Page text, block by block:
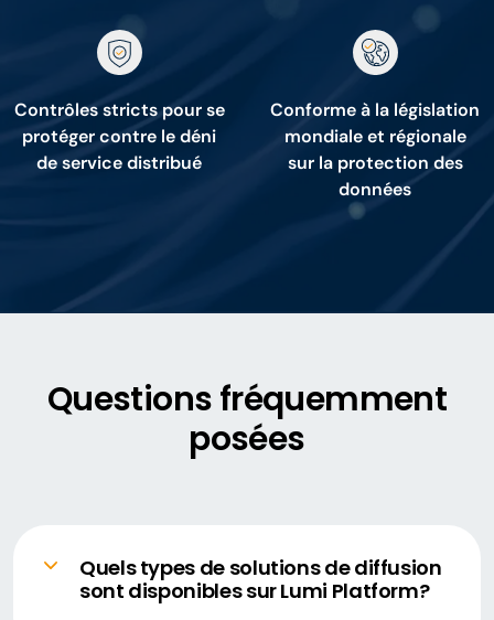
Contrôles stricts pour se
protéger contre le déni
de service distribué
Conforme à la législation
mondiale et régionale
sur la protection des
données
Questions fréquemment
posées
Quels types de solutions de diffusion
sont disponibles sur Lumi Platform?